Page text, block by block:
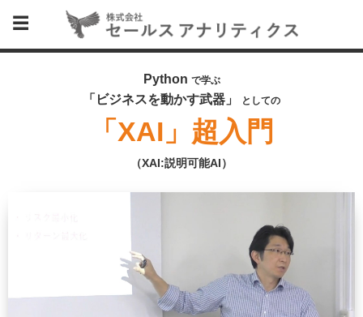
Python で学ぶ
「ビジネスを動かす武器」 としての
「XAI」超入門
（XAI:説明可能AI）